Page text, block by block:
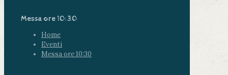
Messa ore 10:30
Home
Eventi
Messa ore 10:30